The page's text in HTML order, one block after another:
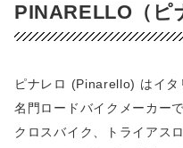
PINARELLO（ピ
ピナレロ (Pinarello) はイタ
名門ロードバイクメーカー
クロスバイク、トライアス